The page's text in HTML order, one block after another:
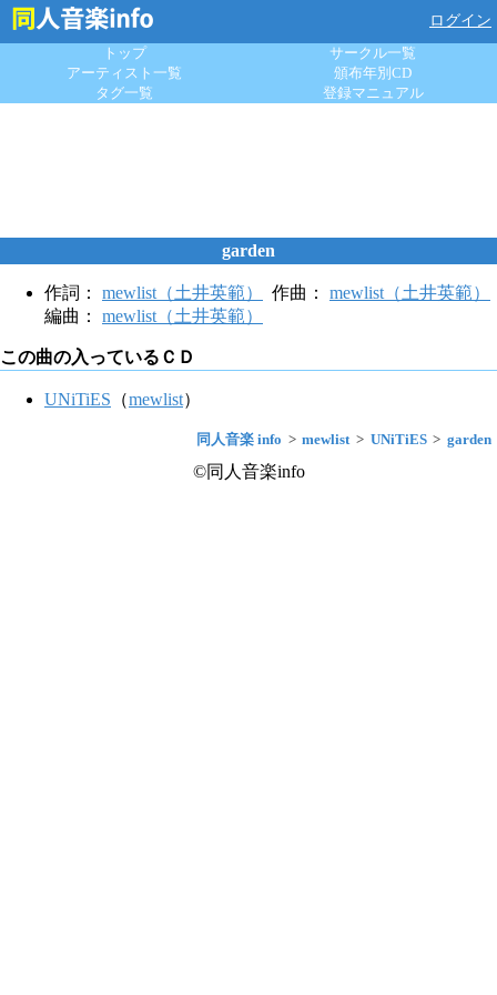
ログイン
トップ
サークル一覧
アーティスト一覧
頒布年別CD
タグ一覧
登録マニュアル
garden
作詞： mewlist（土井英範） 作曲： mewlist（土井英範）
編曲： mewlist（土井英範）
この曲の入っているＣＤ
UNiTiES （mewlist）
同人音楽 info mewlist UNiTiES garden
©同人音楽info